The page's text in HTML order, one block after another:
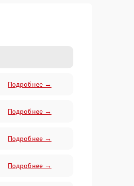
Подробнее →
Подробнее →
Подробнее →
Подробнее →